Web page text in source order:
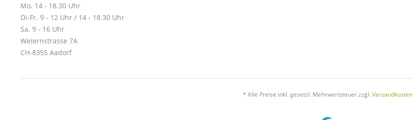
Mo. 14 - 18.30 Uhr
Di-Fr. 9 - 12 Uhr / 14 - 18.30 Uhr
Sa. 9 - 16 Uhr
Weiernstrasse 7A
CH-8355 Aadorf
* Alle Preise inkl. gesetzl. Mehrwertsteuer zzgl. Versandkosten